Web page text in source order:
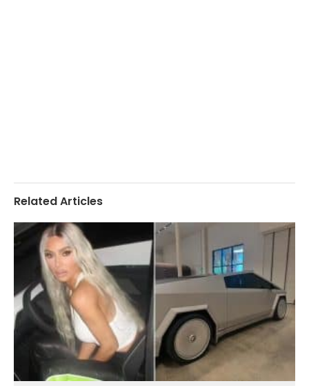
Related Articles